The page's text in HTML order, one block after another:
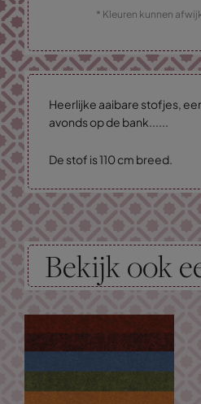
* Kleuren kunnen
Heerlijke aaibare stofjes,
avonds op de bank......
De stof is 110 cm breed.
Bekijk ook